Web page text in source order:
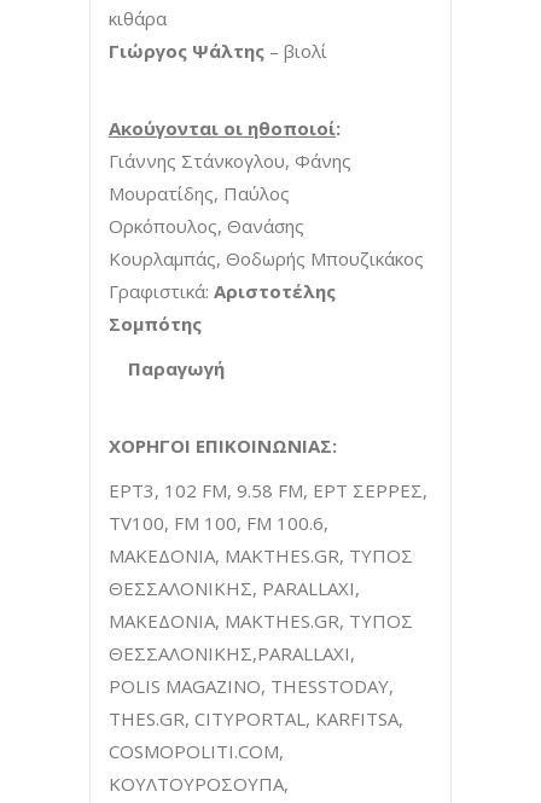
κιθάρα
Γιώργος Ψάλτης – βιολί
Ακούγονται οι ηθοποιοί:
Γιάννης Στάνκογλου, Φάνης
Μουρατίδης, Παύλος
Ορκόπουλος, Θανάσης
Κουρλαμπάς, Θοδωρής Μπουζικάκος
Γραφιστικά: Αριστοτέλης
Σομπότης
Παραγωγή
ΧΟΡΗΓΟΙ ΕΠΙΚΟΙΝΩΝΙΑΣ:
ΕΡΤ3, 102 FM, 9.58 FM, ΕΡΤ ΣΕΡΡΕΣ,
TV100, FM 100, FM 100.6,
ΜΑΚΕΔΟΝΙΑ, MAKTHES.GR, ΤΥΠΟΣ
ΘΕΣΣΑΛΟΝΙΚΗΣ, PARALLAXI,
ΜΑΚΕΔΟΝΙΑ, MAKTHES.GR, ΤΥΠΟΣ
ΘΕΣΣΑΛΟΝΙΚΗΣ,PARALLAXI,
POLIS MAGAZINO, THESSTODAY,
THES.GR, CITYPORTAL, KARFITSA,
COSMOPOLITI.COM,
ΚΟΥΛΤΟΥΡΟΣΟΥΠΑ,